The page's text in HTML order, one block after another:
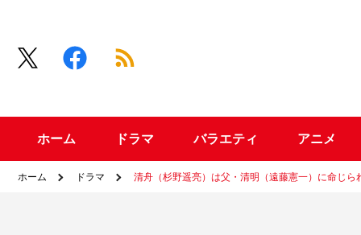
ホーム ドラマ バラエティ アニメ
ホーム ドラマ 清舟（杉野遥亮）は父・清明（遠藤憲一）に命じ